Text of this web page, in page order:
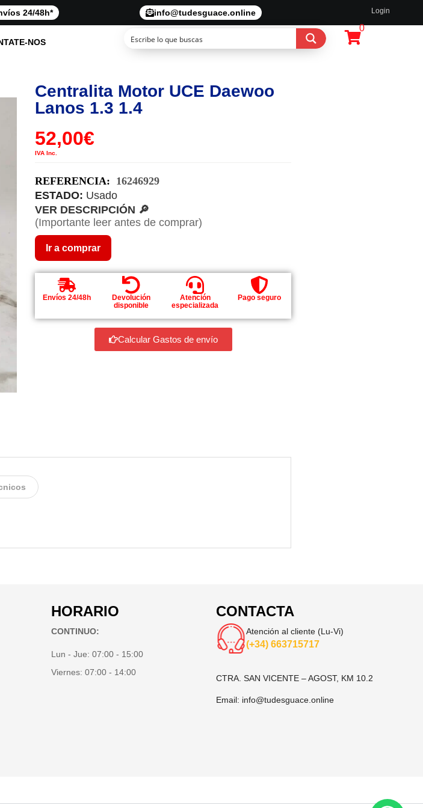
24/48h* info@tudesguace.online Login
NOS
0
Centralita Motor UCE Daewoo
Lanos 1.3 1.4
52,00€
IVA Inc.
REFERENCIA: 16246929
ESTADO: Usado
VER DESCRIPCIÓN 🔎
(Importante leer antes de comprar)
Ir a comprar
Envíos 24/48h
Devolución
disponible
Atención
especializada
Pago seguro
Calcular Gastos de envío
HORARIO
CONTINUO:
Lun - Jue:07:00 - 15:00
Viernes:07:00 - 14:00
CONTACTA
Atención al cliente (Lu-Vi)
(+34) 663715717
CTRA. SAN VICENTE – AGOST, KM 10.2
Email: info@tudesguace.online